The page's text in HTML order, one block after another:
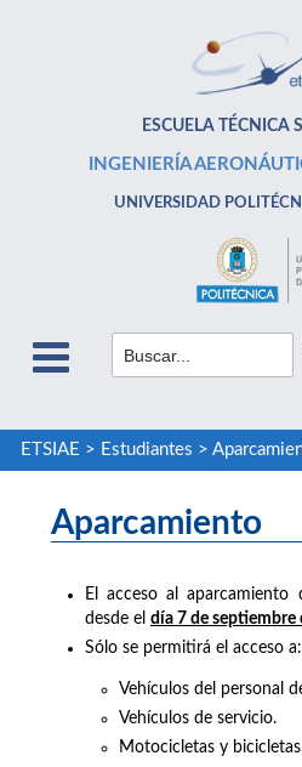
ESCUELA TÉCNICA
INGENIERÍA
UNIVERSIDAD
ETSIAE > Estudiantes >
Aparcamiento
El acceso al aparcamiento
desde el día 7 de septiembre
Sólo se permitirá el acceso
Vehículos del personal
Vehículos de servicio.
Motocicletas y